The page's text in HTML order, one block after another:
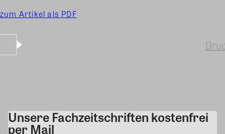
zum Artikel als PDF
Kommentar
Unsere Fachzeitschriften kostenfrei
per Mail